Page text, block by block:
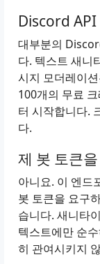
Discord
대부분의
다. 텍스트 새니
시지 모더레이
100개의 무료
터 시작합니다.
다.
제 봇 토큰
아니요. 이 엔드
봇 토큰을 요구
습니다. 새니타
텍스트에만 순
히 관여시키지